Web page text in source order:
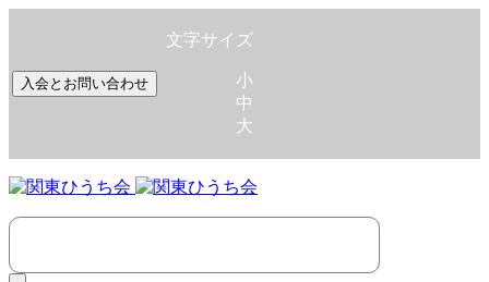
入会とお問い合わせ
文字サイズ
小
中
大